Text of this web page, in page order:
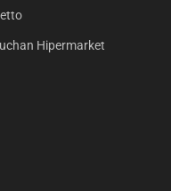
Hipermarket